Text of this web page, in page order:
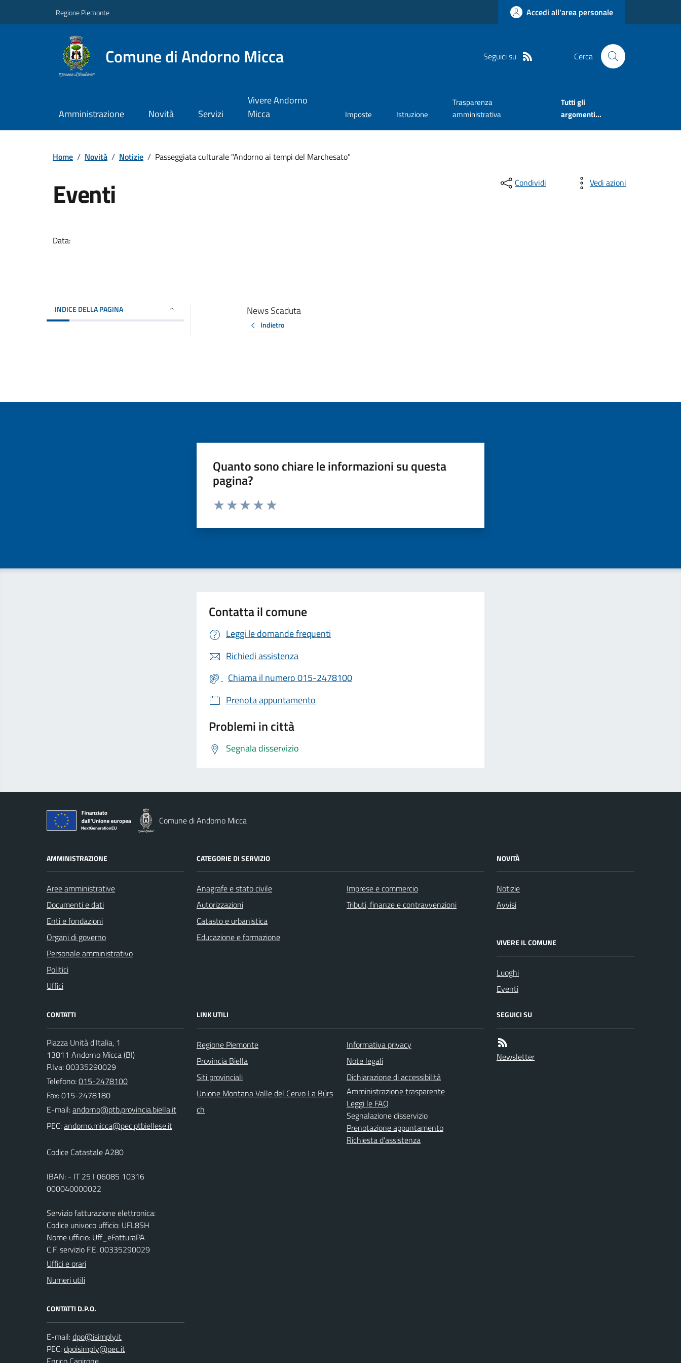
Regione Piemonte Accedi all'area personale
Comune di Andorno Micca Seguici su Cerca
Amministrazione Novità Servizi
Vivere Andorno
Micca
Imposte Istruzione
Trasparenza
amministrativa
Tutti gli
argomenti...
Home / Novità / Notizie / Passeggiata culturale "Andorno ai tempi del Marchesato"
Eventi
Data:
Condividi Vedi azioni
INDICE DELLA PAGINA News Scaduta
Indietro
Quanto sono chiare le informazioni su questa
pagina?
Valuta da 1 a 5 stelle la pagina
Contatta il comune
Leggi le domande frequenti
Richiedi assistenza
Chiama il numero 015-2478100
Prenota appuntamento
Problemi in città
Segnala disservizio
Comune di Andorno Micca
AMMINISTRAZIONE
Aree amministrative
Documenti e dati
Enti e fondazioni
Organi di governo
Personale amministrativo
Politici
Uffici
CATEGORIE DI SERVIZIO
Anagrafe e stato civile
Autorizzazioni
Catasto e urbanistica
Educazione e formazione
Imprese e commercio
Tributi, finanze e contravvenzioni
NOVITÀ
Notizie
Avvisi
VIVERE IL COMUNE
Luoghi
Eventi
CONTATTI
Piazza Unità d'Italia, 1
13811 Andorno Micca (BI)
P.Iva: 00335290029
Telefono:015-2478100
Fax: 015-2478180
E-mail:
PEC:
Codice Catastale A280
IBAN: - IT 25 I 06085 10316
000040000022
Servizio fatturazione elettronica:
Codice univoco ufficio: UFL8SH
Nome ufficio: Uff_eFatturaPA
C.F. servizio F.E. 00335290029
Uffici e orari
Numeri utili
CONTATTI D.P.O.
E-mail:
PEC:
LINK UTILI
Regione Piemonte
Provincia Biella
Siti provinciali
Unione Montana Valle del Cervo La Bürs
ch
Informativa privacy
Note legali
Dichiarazione di accessibilità
Amministrazione trasparente
Leggi le FAQ
Segnalazione disservizio
Prenotazione appuntamento
Richiesta d'assistenza
SEGUICI SU
Newsletter